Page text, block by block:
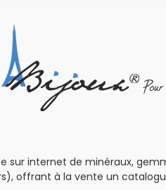
internet de minéraux,
offrant à la vente un